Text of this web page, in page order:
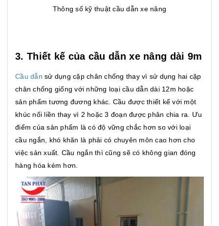
Thông số kỹ thuật cầu dẫn xe nâng
3. Thiết kế của cầu dẫn xe nâng dài 9m
Cầu dẫn sử dụng cặp chân chống thay vì sử dụng hai cặp
chân chống giống với những loại cầu dẫn dài 12m hoặc
sản phẩm tương đương khác. Cầu được thiết kế với một
khúc nối liền thay vì 2 hoặc 3 đoạn được phân chia ra. Ưu
điểm của sản phẩm là có độ vững chắc hơn so với loại
cầu ngắn, khó khăn là phải có chuyên môn cao hơn cho
việc sản xuất. Cầu ngắn thì cũng sẽ có không gian đóng
hàng hóa kém hơn.